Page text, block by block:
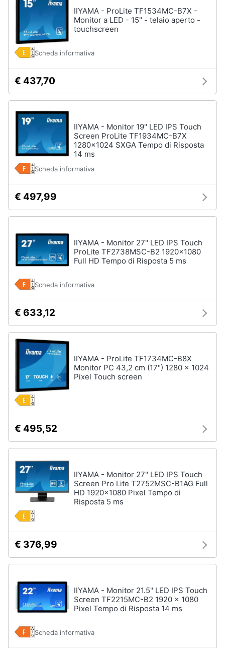
IIYAMA - ProLite TF1534MC-B7X -
Monitor a LED - 15" - telaio aperto -
touchscreen
Scheda informativa
€ 437,70
IIYAMA - Monitor 19" LED IPS Touch
Screen ProLite TF1934MC-B7X
1280x1024 SXGA Tempo di Risposta
14 ms
Scheda informativa
€ 497,99
IIYAMA - Monitor 27" LED IPS Touch
ProLite TF2738MSC-B2 1920x1080
Full HD Tempo di Risposta 5 ms
Scheda informativa
€ 633,12
IIYAMA - ProLite TF1734MC-B8X
Monitor PC 43,2 cm (17") 1280 x 1024
Pixel Touch screen
€ 495,52
IIYAMA - Monitor 27" LED IPS Touch
Screen Pro Lite T2752MSC-B1AG Full
HD 1920x1080 Pixel Tempo di
Risposta 5 ms
€ 376,99
IIYAMA - Monitor 21.5" LED IPS Touch
Screen TF2215MC-B2 1920 x 1080
Pixel Tempo di Risposta 14 ms
Scheda informativa